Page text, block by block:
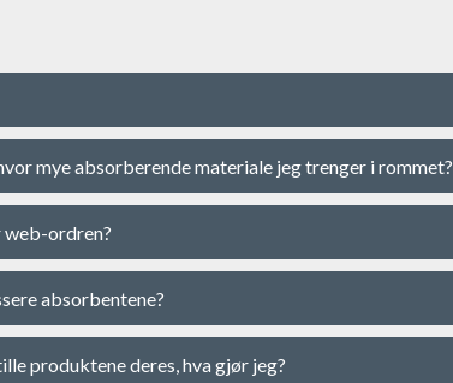
mye absorberende materiale jeg trenger i rommet?
ordren?
absorbentene?
produktene deres, hva gjør jeg?